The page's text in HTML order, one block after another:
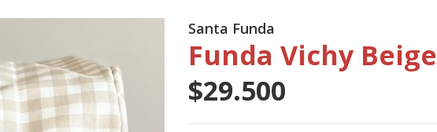
Santa Funda
Funda Vichy Beige
$29.500